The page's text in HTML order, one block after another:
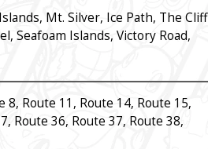
Mt. Silver, Ice Path, The Cliff
Seafoam Islands, Victory Road,
8, Route 11, Route 14, Route 15,
Route 36, Route 37, Route 38,